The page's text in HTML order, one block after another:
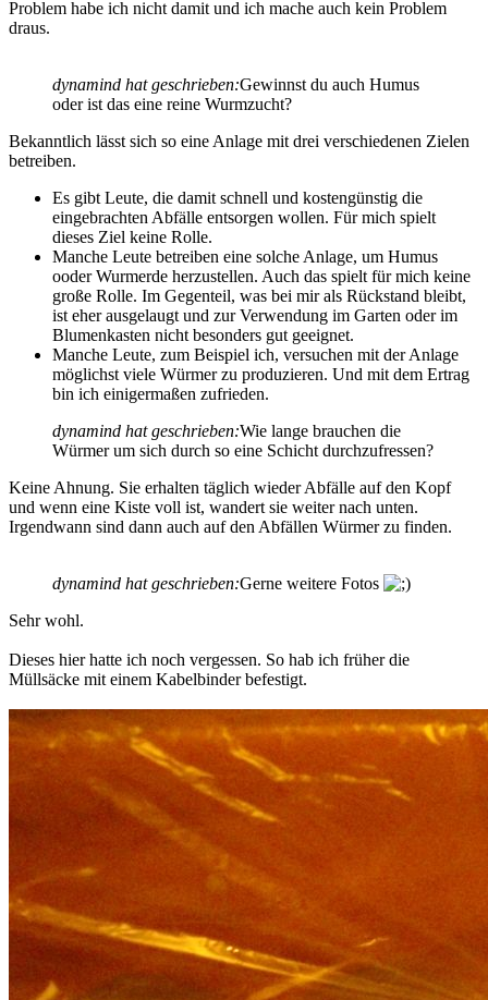
Problem habe ich nicht damit und ich mache auch kein Problem
draus.
dynamind hat geschrieben:Gewinnst du auch Humus
oder ist das eine reine Wurmzucht?
Bekanntlich lässt sich so eine Anlage mit drei verschiedenen Zielen
betreiben.
Es gibt Leute, die damit schnell und kostengünstig die
eingebrachten Abfälle entsorgen wollen. Für mich spielt
dieses Ziel keine Rolle.
Manche Leute betreiben eine solche Anlage, um Humus
ooder Wurmerde herzustellen. Auch das spielt für mich keine
große Rolle. Im Gegenteil, was bei mir als Rückstand bleibt,
ist eher ausgelaugt und zur Verwendung im Garten oder im
Blumenkasten nicht besonders gut geeignet.
Manche Leute, zum Beispiel ich, versuchen mit der Anlage
möglichst viele Würmer zu produzieren. Und mit dem Ertrag
bin ich einigermaßen zufrieden.
dynamind hat geschrieben:Wie lange brauchen die
Würmer um sich durch so eine Schicht durchzufressen?
Keine Ahnung. Sie erhalten täglich wieder Abfälle auf den Kopf
und wenn eine Kiste voll ist, wandert sie weiter nach unten.
Irgendwann sind dann auch auf den Abfällen Würmer zu finden.
dynamind hat geschrieben:Gerne weitere Fotos
Sehr wohl.
Dieses hier hatte ich noch vergessen. So hab ich früher die
Müllsäcke mit einem Kabelbinder befestigt.